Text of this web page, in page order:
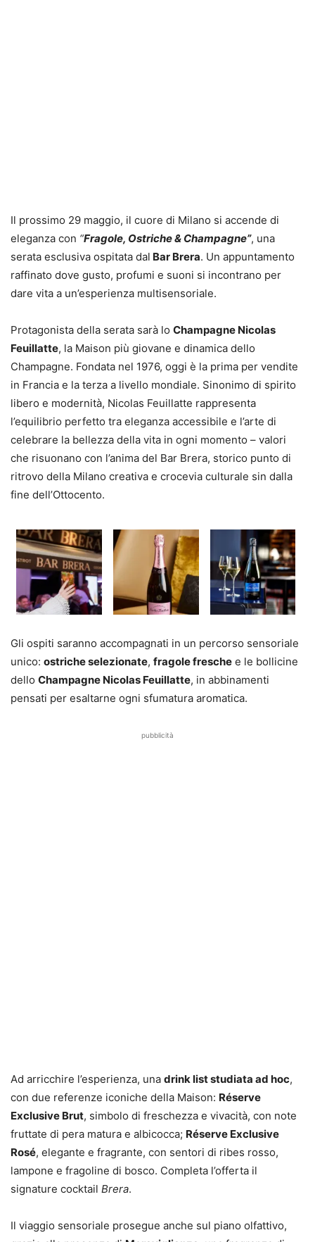
Il prossimo 29 maggio, il cuore di Milano si accende di
eleganza con “Fragole, Ostriche & Champagne”, una
serata esclusiva ospitata dal Bar Brera. Un appuntamento
raffinato dove gusto, profumi e suoni si incontrano per
dare vita a un’esperienza multisensoriale.
Protagonista della serata sarà lo Champagne Nicolas
Feuillatte, la Maison più giovane e dinamica dello
Champagne. Fondata nel 1976, oggi è la prima per vendite
in Francia e la terza a livello mondiale. Sinonimo di spirito
libero e modernità, Nicolas Feuillatte rappresenta
l’equilibrio perfetto tra eleganza accessibile e l’arte di
celebrare la bellezza della vita in ogni momento – valori
che risuonano con l’anima del Bar Brera, storico punto di
ritrovo della Milano creativa e crocevia culturale sin dalla
fine dell’Ottocento.
Gli ospiti saranno accompagnati in un percorso sensoriale
unico: ostriche selezionate, fragole fresche e le bollicine
dello Champagne Nicolas Feuillatte, in abbinamenti
pensati per esaltarne ogni sfumatura aromatica.
pubblicità
Ad arricchire l’esperienza, una drink list studiata ad hoc,
con due referenze iconiche della Maison: Réserve
Exclusive Brut, simbolo di freschezza e vivacità, con note
fruttate di pera matura e albicocca; Réserve Exclusive
Rosé, elegante e fragrante, con sentori di ribes rosso,
lampone e fragoline di bosco. Completa l’offerta il
signature cocktail Brera.
Il viaggio sensoriale prosegue anche sul piano olfattivo,